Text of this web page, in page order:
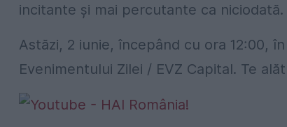
incitante și mai percutante ca niciodată.
Astăzi, 2 iunie, începând cu ora 12:00,
Evenimentului Zilei / EVZ Capital. Te